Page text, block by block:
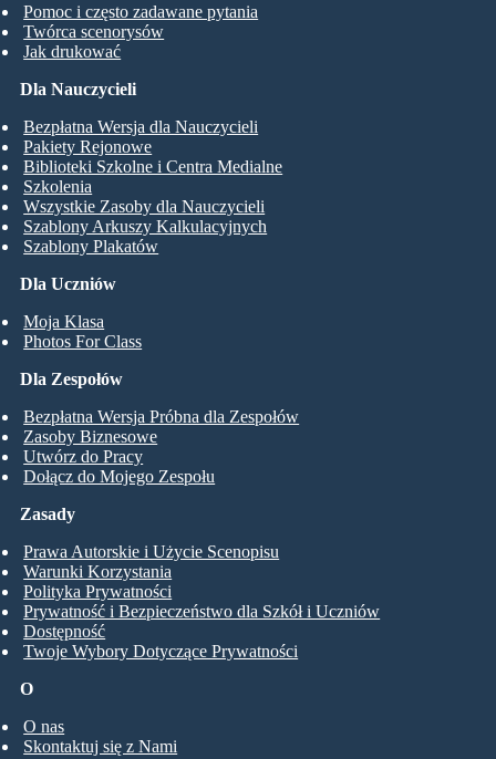
Pomoc i często zadawane pytania
Twórca scenorysów
Jak drukować
Dla Uczniów
Moja Klasa
Photos For Class
Dla Nauczycieli
Bezpłatna Wersja dla Nauczycieli
Pakiety Rejonowe
Biblioteki Szkolne i Centra Medialne
Szkolenia
Wszystkie Zasoby dla Nauczycieli
Szablony Arkuszy Kalkulacyjnych
Szablony Plakatów
Dla Zespołów
Bezpłatna Wersja Próbna dla Zespołów
Zasoby Biznesowe
Utwórz do Pracy
Dołącz do Mojego Zespołu
O
O nas
Skontaktuj się z Nami
Zasady
Prawa Autorskie i Użycie Scenopisu
Warunki Korzystania
Polityka Prywatności
Prywatność i Bezpieczeństwo dla Szkół i Uczniów
Dostępność
Twoje Wybory Dotyczące Prywatności